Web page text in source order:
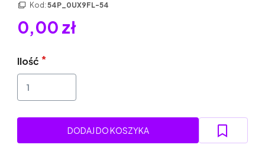
Kod: 54P_0UX9FL-54
0,00 zł
Ilość
DODAJ DO KOSZYKA